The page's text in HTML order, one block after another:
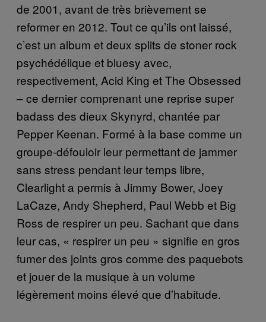
de 2001, avant de très brièvement se
reformer en 2012. Tout ce qu’ils ont laissé,
c’est un album et deux splits de stoner rock
psychédélique et bluesy avec,
respectivement, Acid King et The Obsessed
– ce dernier comprenant une reprise super
badass des dieux Skynyrd, chantée par
Pepper Keenan. Formé à la base comme un
groupe-défouloir leur permettant de jammer
sans stress pendant leur temps libre,
Clearlight a permis à Jimmy Bower, Joey
LaCaze, Andy Shepherd, Paul Webb et Big
Ross de respirer un peu. Sachant que dans
leur cas, « respirer un peu » signifie en gros
fumer des joints gros comme des paquebots
et jouer de la musique à un volume
légèrement moins élevé que d’habitude.